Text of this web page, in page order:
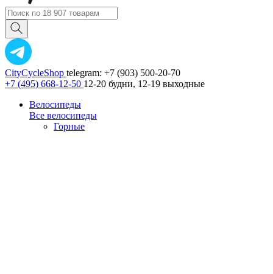
CityCycleShop telegram: +7 (903) 500-20-70
+7 (495) 668-12-50 12-20 будни, 12-19 выходные
Велосипеды
Все велосипеды
Горные